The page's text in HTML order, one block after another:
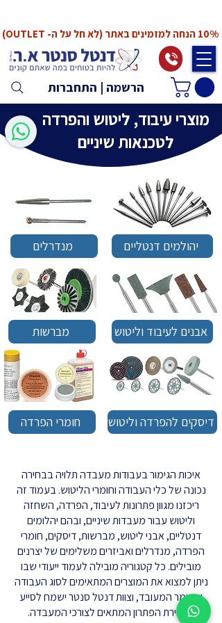
הרשמה | התחברות
10% הנחה למזמינים באתר (לא חל על ה- OUTLET)
מוצרי עיבוד, ליטוש והפרדה
לטכנאות שיניים
יהולמים דנטליים מנדרלים
אבנים לעיבוד וליטוש מברשות
דיסקים להפרדה וליטוש חומרי הפרדה
איכות הגימור בעבודות מעבדה תלויה בבחירה
נכונה של כלי העבודה וחומרי הליטוש. בעמוד זה
ריכזנו מגוון פתרונות לעיבוד, הפרדה, השחזה
וליטוש עבור מעבדות שיניים, ובהם יהלומים
דנטליים, אבני ליטוש, מברשות, דיסקים, חומרי
הפרדה, מנדרלים ואביזרים משלימים של יצרנים
מובילים. כל קטגוריה מובילה לעמוד ייעודי שבו
ניתן למצוא את המוצרים המתאימים לסוג העבודה
והחומר המעובד, וצוות דנטל סנטר ישמח לסייע
בבחירת הפתרון המתאים לצורכי המעבדה.